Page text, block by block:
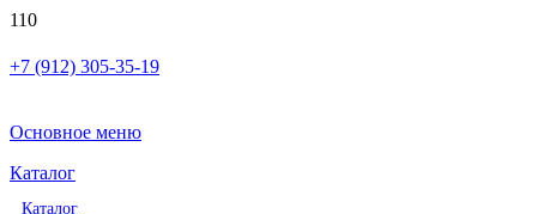
+7 (912) 305-35-19
Основное меню
Каталог
Каталог